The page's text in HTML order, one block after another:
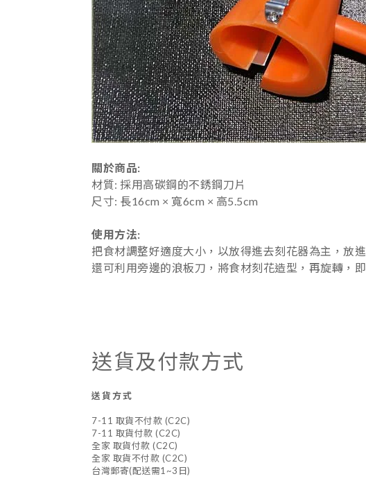
關於商品:
材質: 採用高碳鋼的不銹鋼刀片
尺寸: 長16cm × 寬6cm × 高5.5cm
使用方法:
把食材調整好適度大小，以放得進去刻花器為主，放
還可利用旁邊的浪板刀，將食材刻花造型，再旋轉，
送貨及付款方式
送貨方式
7-11 取貨不付款 (C2C)
7-11 取貨付款 (C2C)
全家 取貨付款 (C2C)
全家 取貨不付款 (C2C)
台灣郵寄(配送需1~3日)